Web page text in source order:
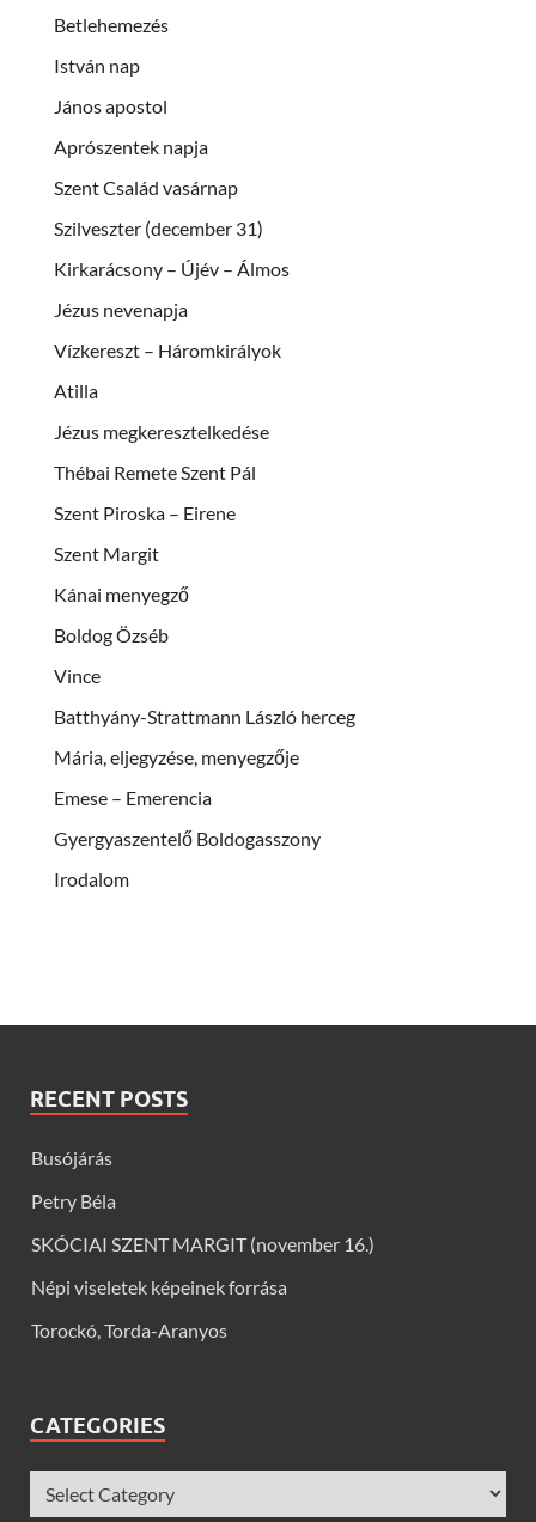
Betlehemezés
István nap
János apostol
Aprószentek napja
Szent Család vasárnap
Szilveszter (december 31)
Kirkarácsony – Újév – Álmos
Jézus nevenapja
Vízkereszt – Háromkirályok
Atilla
Jézus megkeresztelkedése
Thébai Remete Szent Pál
Szent Piroska – Eirene
Szent Margit
Kánai menyegző
Boldog Özséb
Vince
Batthyány-Strattmann László herceg
Mária, eljegyzése, menyegzője
Emese – Emerencia
Gyergyaszentelő Boldogasszony
Irodalom
RECENT POSTS
Busójárás
Petry Béla
SKÓCIAI SZENT MARGIT (november 16.)
Népi viseletek képeinek forrása
Torockó, Torda-Aranyos
CATEGORIES